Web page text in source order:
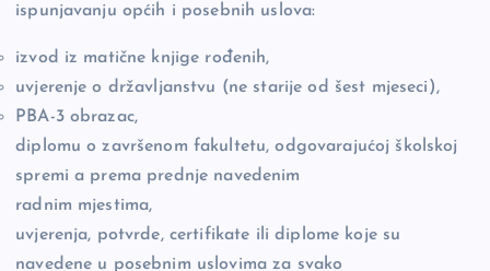
ispunjavanju općih i posebnih uslova:
izvod iz matične knjige rođenih,
uvjerenje o državljanstvu (ne starije od šest mjeseci),
PBA-3 obrazac,
diplomu o završenom fakultetu, odgovarajućoj školskoj
spremi a prema prednje navedenim
radnim mjestima,
uvjerenja, potvrde, certifikate ili diplome koje su
navedene u posebnim uslovima za svako